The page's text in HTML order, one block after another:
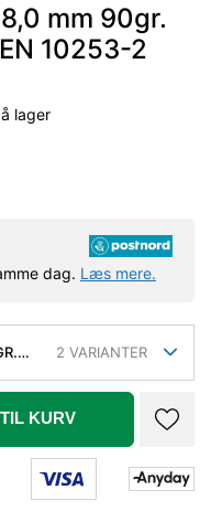
mm 90gr.
10253-2
lager
dag. Læs mere.
2 VARIANTER
KURV